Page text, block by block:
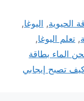
الحيوية, اليوغا,
, تعلم اليوغا,
الماء بطاقة
تصبح إيجابي